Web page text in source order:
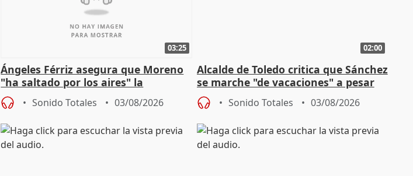
03:25
Ángeles Férriz asegura que Moreno
"ha saltado por los aires" la
negociación tras acuerdo con SMA
Sonido Totales 03/08/2026
02:00
Alcalde de Toledo critica que Sánchez
se marche "de vacaciones" a pesar
de la crisis migratoria
Sonido Totales 03/08/2026